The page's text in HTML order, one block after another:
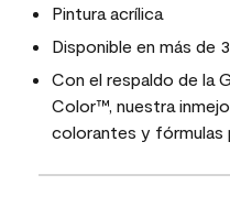
Pintura acrílica
Disponible en más de
Con el respaldo de la
Color™, nuestra
colorantes y fórmulas